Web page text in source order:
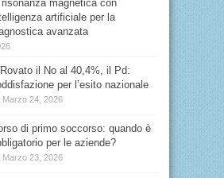
risonanza magnetica con
artificiale per la
avanzata
il No al 40,4%, il Pd:
per l’esito nazionale
Marzo 24, 2026
di primo soccorso: quando è
per le aziende?
Marzo 23, 2026